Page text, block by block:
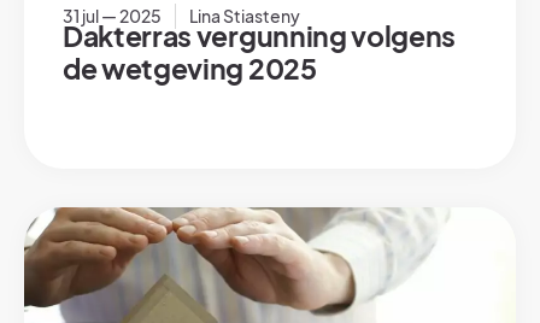
31 jul — 2025 Lina Stiasteny
Dakterras vergunning volgens
de wetgeving 2025